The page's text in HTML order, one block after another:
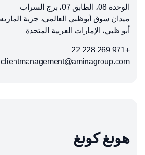
الوحدة 08، الطابق 07، برج السراب
ميدان سوق أبوظبي العالمي، جزية الماريه
أبو ظبي، الإمارات العربية المتحدة
+971 269 228 22
clientmanagement@aminagroup.com
هونغ كونغ